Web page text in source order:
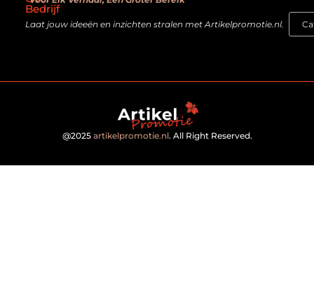
Bedrijf
Laat jouw ideeën en inzichten stralen met Artikelpromotie.nl.
@2025 artikelpromotie.nl. All Right Reserved.